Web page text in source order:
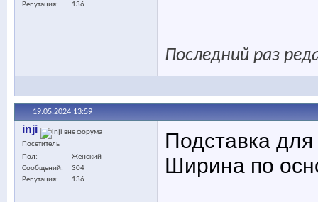
Репутация
136
Последний раз
19.05.2024 13:59
inji
Посетитель
Пол
Женский
Сообщений
304
Репутация
136
Подставка
Ширина по